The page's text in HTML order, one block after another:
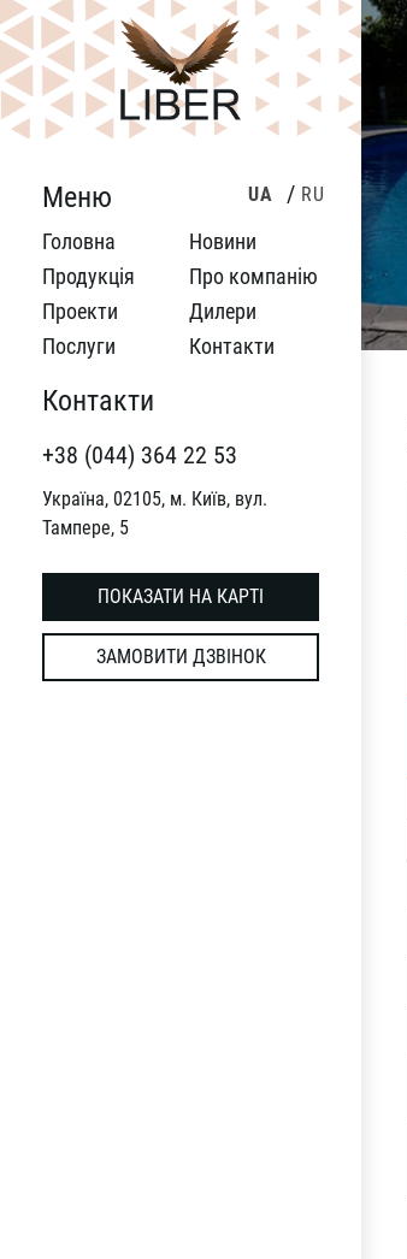
UA RU
Меню
Головна
Продукція
Проекти
Послуги
Новини
Про компанію
Дилери
Контакти
Контакти
+38 (044) 364 22 53
Україна, 02105, м. Київ, вул.
Тампере, 5
ПОКАЗАТИ НА КАРТІ
ЗАМОВИТИ ДЗВІНОК